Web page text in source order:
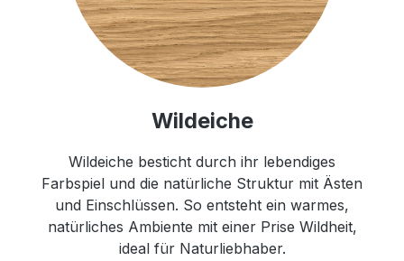
Wildeiche
Wildeiche besticht durch ihr lebendiges
Farbspiel und die natürliche Struktur mit Ästen
und Einschlüssen. So entsteht ein warmes,
natürliches Ambiente mit einer Prise Wildheit,
ideal für Naturliebhaber.